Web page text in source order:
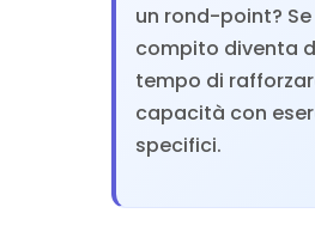
un rond-point?
compito diventa
tempo di
capacità con
specifici.